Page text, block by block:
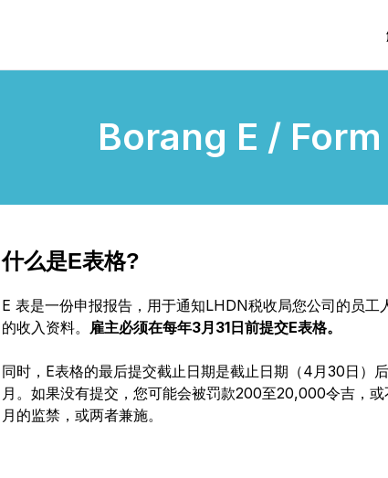
Borang E / Form
什么是E表格?
E 表是一份申报报告，用于通知LHDN税收局您公司的员工
的收入资料。 雇主必须在每年3月31日前提交E表格。
同时，E表格的最后提交截止日期是截止日期（4月30日）
月。如果没有提交，您可能会被罚款200至20,000令吉，
月的监禁，或两者兼施。